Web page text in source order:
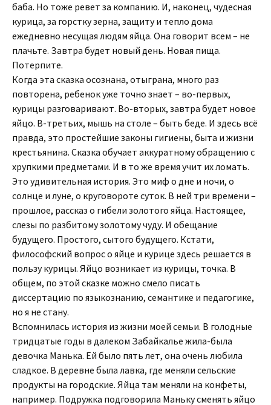
баба. Но тоже ревет за компанию. И, наконец, чудесная
курица, за горстку зерна, защиту и тепло дома
ежедневно несущая людям яйца. Она говорит всем – не
плачьте. Завтра будет новый день. Новая пища.
Потерпите.
Когда эта сказка осознана, отыграна, много раз
повторена, ребенок уже точно знает – во-первых,
курицы разговаривают. Во-вторых, завтра будет новое
яйцо. В-третьих, мышь на столе – быть беде. И здесь всё
правда, это простейшие законы гигиены, быта и жизни
крестьянина. Сказка обучает аккуратному обращению с
хрупкими предметами. И в то же время учит их ломать.
Это удивительная история. Это миф о дне и ночи, о
солнце и луне, о круговороте суток. В ней три времени –
прошлое, рассказ о гибели золотого яйца. Настоящее,
слезы по разбитому золотому чуду. И обещание
будущего. Простого, сытого будущего. Кстати,
философский вопрос о яйце и курице здесь решается в
пользу курицы. Яйцо возникает из курицы, точка. В
общем, по этой сказке можно смело писать
диссертацию по языкознанию, семантике и педагогике,
но я не стану.
Вспомнилась история из жизни моей семьи. В голодные
тридцатые годы в далеком Забайкалье жила-была
девочка Манька. Ей было пять лет, она очень любила
сладкое. В деревне была лавка, где меняли сельские
продукты на городские. Яйца там меняли на конфеты,
например. Подружка подговорила Маньку сменять яйцо